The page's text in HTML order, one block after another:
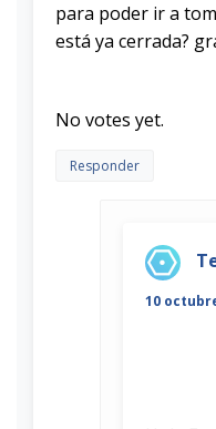
para poder ir a
está ya cerrada?
No votes yet.
Responder
10